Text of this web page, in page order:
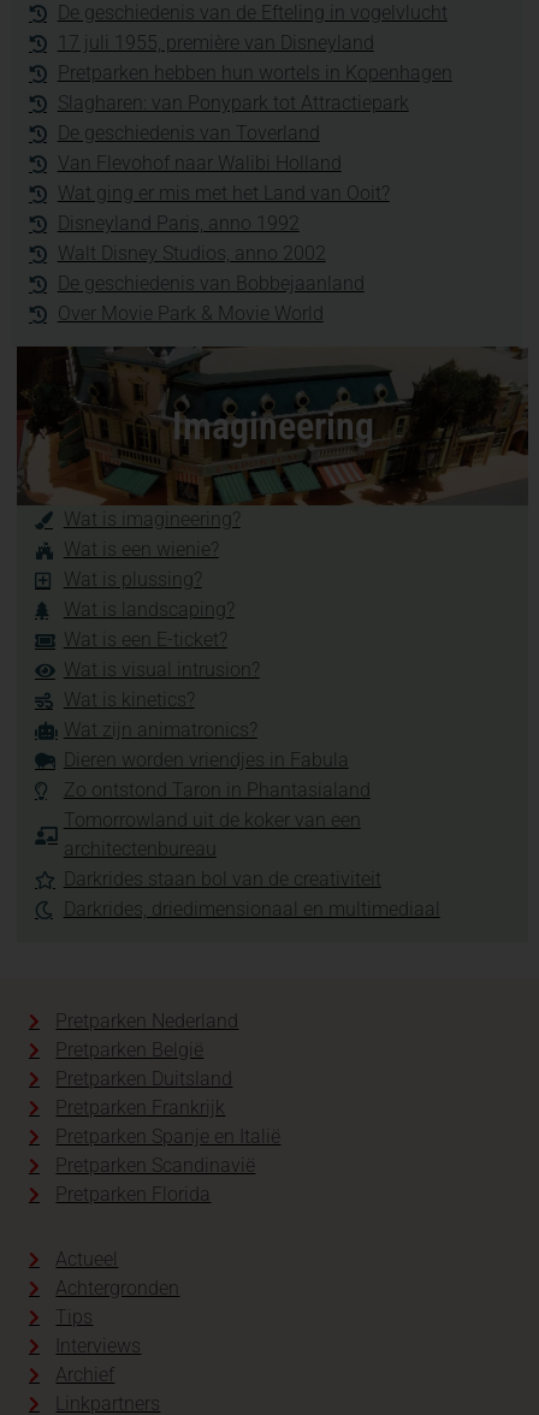
De geschiedenis van de Efteling in vogelvlucht
17 juli 1955, première van Disneyland
Pretparken hebben hun wortels in Kopenhagen
Slagharen: van Ponypark tot Attractiepark
De geschiedenis van Toverland
Van Flevohof naar Walibi Holland
Wat ging er mis met het Land van Ooit?
Disneyland Paris, anno 1992
Walt Disney Studios, anno 2002
De geschiedenis van Bobbejaanland
Over Movie Park & Movie World
Imagineering
Wat is imagineering?
Wat is een wienie?
Wat is plussing?
Wat is landscaping?
Wat is een E-ticket?
Wat is visual intrusion?
Wat is kinetics?
Wat zijn animatronics?
Dieren worden vriendjes in Fabula
Zo ontstond Taron in Phantasialand
Tomorrowland uit de koker van een
architectenbureau
Darkrides staan bol van de creativiteit
Darkrides, driedimensionaal en multimediaal
Pretparken Nederland
Pretparken België
Pretparken Duitsland
Pretparken Frankrijk
Pretparken Spanje en Italië
Pretparken Scandinavië
Pretparken Florida
Actueel
Achtergronden
Tips
Interviews
Archief
Linkpartners